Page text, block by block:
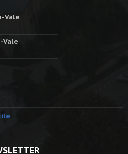
Vale
Vale